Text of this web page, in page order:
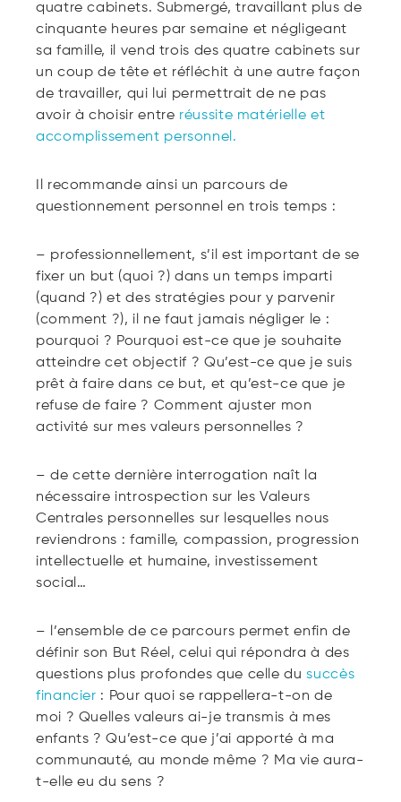
quatre cabinets. Submergé, travaillant plus de
cinquante heures par semaine et négligeant
sa famille, il vend trois des quatre cabinets sur
un coup de tête et réfléchit à une autre façon
de travailler, qui lui permettrait de ne pas
avoir à choisir entre réussite matérielle et
accomplissement personnel.
Il recommande ainsi un parcours de
questionnement personnel en trois temps :
– professionnellement, s’il est important de se
fixer un but (quoi ?) dans un temps imparti
(quand ?) et des stratégies pour y parvenir
(comment ?), il ne faut jamais négliger le :
pourquoi ? Pourquoi est-ce que je souhaite
atteindre cet objectif ? Qu’est-ce que je suis
prêt à faire dans ce but, et qu’est-ce que je
refuse de faire ? Comment ajuster mon
activité sur mes valeurs personnelles ?
– de cette dernière interrogation naît la
nécessaire introspection sur les Valeurs
Centrales personnelles sur lesquelles nous
reviendrons : famille, compassion, progression
intellectuelle et humaine, investissement
social…
– l’ensemble de ce parcours permet enfin de
définir son But Réel, celui qui répondra à des
questions plus profondes que celle dusuccès
financier : Pour quoi se rappellera-t-on de
moi ? Quelles valeurs ai-je transmis à mes
enfants ? Qu’est-ce que j’ai apporté à ma
communauté, au monde même ? Ma vie aura-
t-elle eu du sens ?